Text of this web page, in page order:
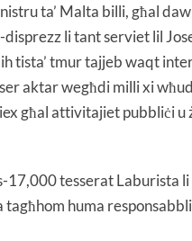
ta’ Malta billi, għal
li tant serviet lil
tista’ tmur tajjeb waqt
aktar wegħdi milli xi
għal attivitajiet pubbliċi
17,000 tesserat Laburista
huma